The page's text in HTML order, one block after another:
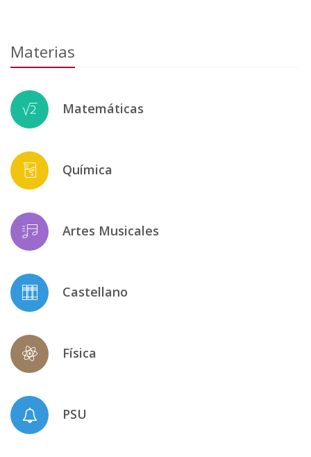
Materias
Matemáticas
Química
Artes Musicales
Castellano
Física
PSU